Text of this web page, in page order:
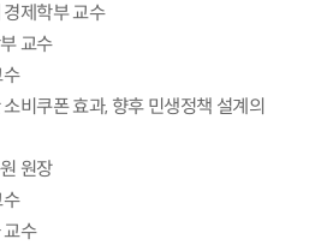
제학부 교수
교수
수
비쿠폰 효과, 향후 민생정책 설계의
원장
수
교수